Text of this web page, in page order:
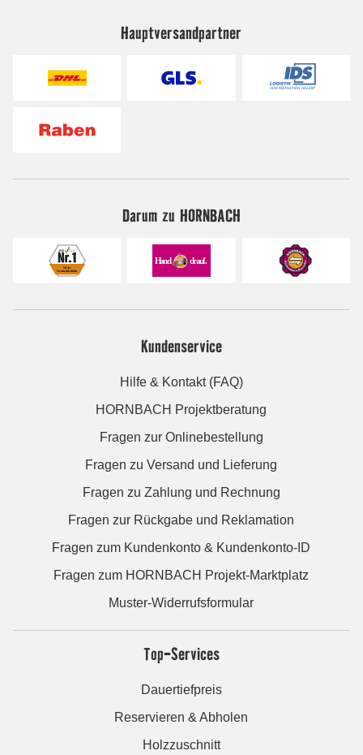
Hauptversandpartner
Darum zu HORNBACH
Kundenservice
Hilfe & Kontakt (FAQ)
HORNBACH Projektberatung
Fragen zur Onlinebestellung
Fragen zu Versand und Lieferung
Fragen zu Zahlung und Rechnung
Fragen zur Rückgabe und Reklamation
Fragen zum Kundenkonto & Kundenkonto-ID
Fragen zum HORNBACH Projekt-Marktplatz
Muster-Widerrufsformular
Top-Services
Dauertiefpreis
Reservieren & Abholen
Holzzuschnitt